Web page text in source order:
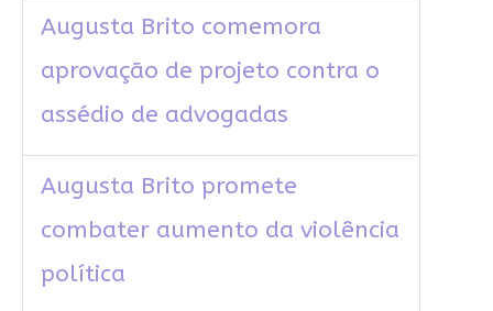
Augusta Brito comemora
aprovação de projeto contra o
assédio de advogadas
Augusta Brito promete
combater aumento da violência
política